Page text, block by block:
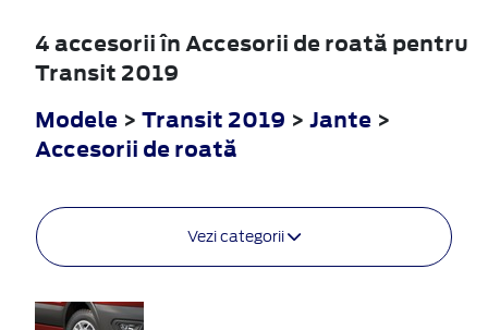
4 accesorii în Accesorii de roată pentru
Transit 2019
Modele > Transit 2019 > Jante >
Accesorii de roată
Vezi categorii